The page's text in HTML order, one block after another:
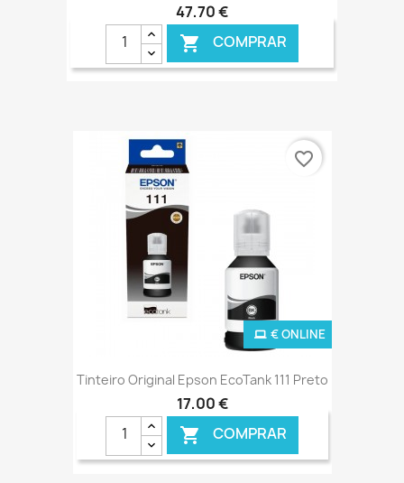
47,70 €
 COMPRAR
Tinteiro Original Epson EcoTank 111 Preto
17,00 €
 COMPRAR
€ ONLINE
favorite_border